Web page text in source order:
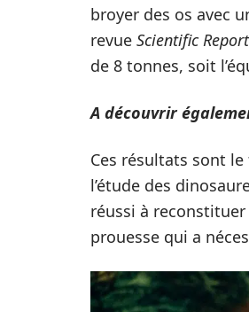
broyer des os avec
revue Scientific
de 8 tonnes, soit
A découvrir
Ces résultats sont
l’étude des
réussi à
prouesse qui a